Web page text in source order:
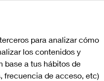
para analizar cómo
los contenidos y
base a tus hábitos de
frecuencia de acceso, etc)